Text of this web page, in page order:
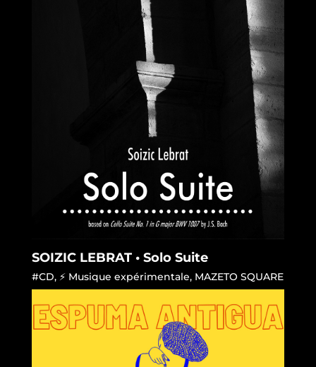
SOIZIC LEBRAT • Solo Suite
#CD, ⚡ Musique expérimentale, MAZETO SQUARE